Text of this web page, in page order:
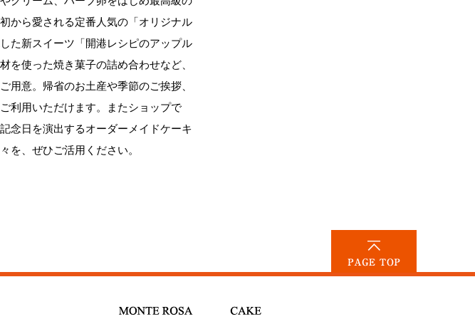
から愛される定番人気の「オリジナル
た新スイーツ「開港レシピのアップル
を使った焼き菓子の詰め合わせなど、
用意。帰省のお土産や季節のご挨拶、
利用いただけます。またショップで
念日を演出するオーダーメイドケーキ
を、ぜひご活用ください。